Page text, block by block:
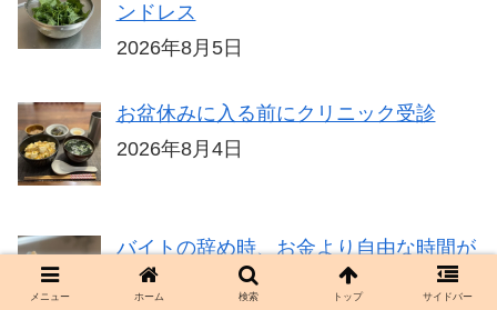
ンドレス
2026年8月5日
お盆休みに入る前にクリニック受診
2026年8月4日
バイトの辞め時、お金より自由な時間が
もっと欲しい
メニュー ホーム 検索 トップ サイドバー